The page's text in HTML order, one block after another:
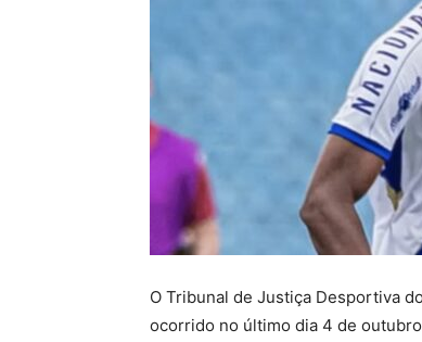
O Tribunal de Justiça Desportiva
ocorrido no último dia 4 de